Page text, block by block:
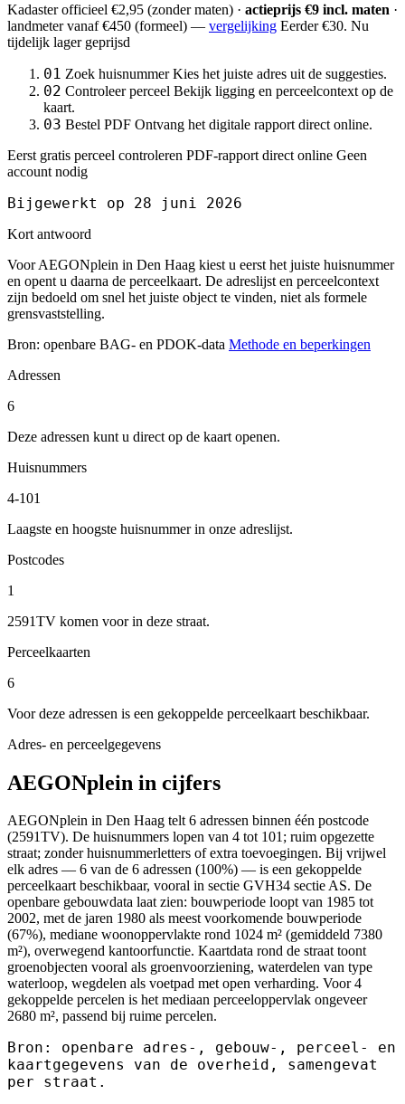
Kadaster officieel €2,95 (zonder maten) · actieprijs €9 incl. maten ·
landmetervanaf €450 (formeel) — vergelijking Eerder €30. Nu
tijdelijk lager geprijsd
01 Zoek huisnummer Kies het juiste adres uit de suggesties.
02 Controleer perceel Bekijk ligging en perceelcontext op de
kaart.
03 Bestel PDF Ontvang het digitale rapport direct online.
Eerst gratis perceel controleren PDF-rapport direct online Geen
account nodig
Bijgewerkt op 28 juni 2026
Kort antwoord
Voor AEGONplein in Den Haag kiest u eerst het juiste huisnummer
en opent u daarna de perceelkaart. De adreslijst en perceelcontext
zijn bedoeld om snel het juiste object te vinden, niet als formele
grensvaststelling.
Bron: openbare BAG- en PDOK-data Methode en beperkingen
Adressen
6
Deze adressen kunt u direct op de kaart openen.
Huisnummers
4-101
Laagste en hoogste huisnummer in onze adreslijst.
Postcodes
1
2591TV komen voor in deze straat.
Perceelkaarten
6
Voor deze adressen is een gekoppelde perceelkaart beschikbaar.
Adres- en perceelgegevens
AEGONplein in cijfers
AEGONplein in Den Haag telt 6 adressen binnen één postcode
(2591TV). De huisnummers lopen van 4 tot 101; ruim opgezette
straat; zonder huisnummerletters of extra toevoegingen. Bij vrijwel
elk adres — 6 van de 6 adressen (100%) — is een gekoppelde
perceelkaart beschikbaar, vooral in sectie GVH34 sectie AS. De
openbare gebouwdata laat zien: bouwperiode loopt van 1985 tot
2002, met de jaren 1980 als meest voorkomende bouwperiode
(67%), mediane woonoppervlakte rond 1024 m² (gemiddeld 7380
m²), overwegend kantoorfunctie. Kaartdata rond de straat toont
groenobjecten vooral als groenvoorziening, waterdelen van type
waterloop, wegdelen als voetpad met open verharding. Voor 4
gekoppelde percelen is het mediaan perceeloppervlak ongeveer
2680 m², passend bij ruime percelen.
Bron: openbare adres-, gebouw-, perceel- en
kaartgegevens van de overheid, samengevat
per straat.